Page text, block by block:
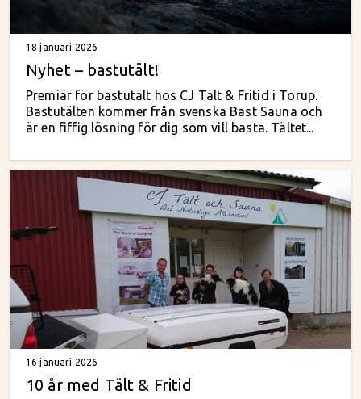
18 januari 2026
Nyhet – bastutält!
Premiär för bastutält hos CJ Tält & Fritid i Torup.
Bastutälten kommer från svenska Bast Sauna och
är en fiffig lösning för dig som vill basta. Tältet...
16 januari 2026
10 år med Tält & Fritid